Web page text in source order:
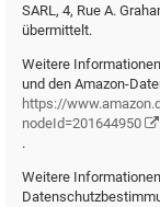
SARL, 4, Rue A.
übermittelt.
Weitere
und den Amazon-
https://
nodeId=201644950
.
Weitere